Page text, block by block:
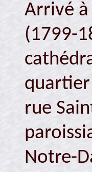
Arrivé à
(1799-
rue
Notre-